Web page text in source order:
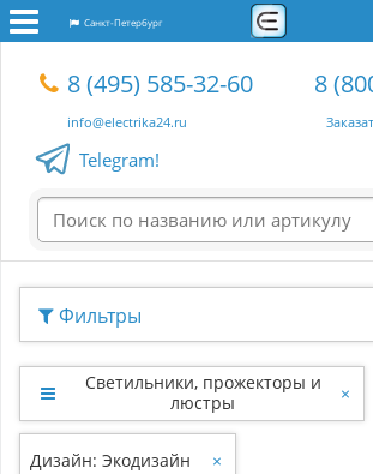
Санкт-Петербург
8 (495) 585-32-60
info@electrika24.ru
8
Telegram!
Фильтры
Светильники, прожекторы и
люстры
×
Дизайн: Экодизайн ×